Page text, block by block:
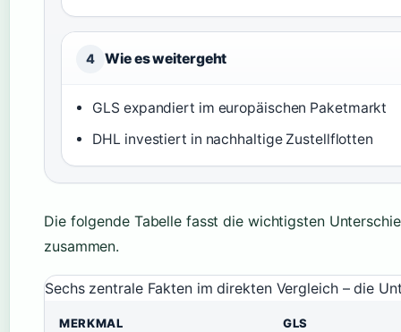
4 Wie es weitergeht
GLS expandiert im europäischen Paketmarkt
DHL investiert in nachhaltige Zustellflotten
Die folgende Tabelle fasst die wichtigsten
zusammen.
Sechs zentrale Fakten im direkten Vergleich – die
MERKMAL GLS